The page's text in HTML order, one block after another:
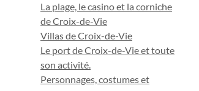
La plage, le casino et la corniche
de Croix-de-Vie
Villas de Croix-de-Vie
Le port de Croix-de-Vie et toute
son activité.
Personnages, costumes et